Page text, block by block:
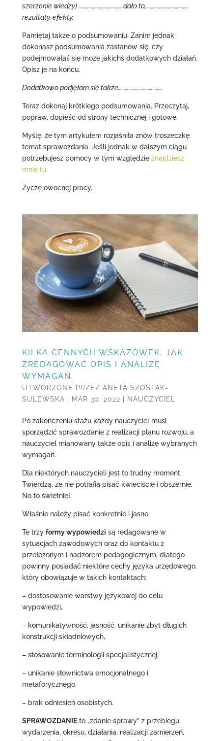
szerzenie wiedzy) …………………………………dało to…………………………………
rezultaty, efekty.
Pamiętaj także o podsumowaniu. Zanim jednak
dokonasz podsumowania zastanów się, czy
podejmowałaś się może jakichś dodatkowych działań.
Opisz je na końcu.
Dodatkowo podjęłam się także…………………………………
Teraz dokonaj krótkiego podsumowania. Przeczytaj,
popraw, dopieść od strony technicznej i gotowe.
Myślę, że tym artykułem rozjaśniła znów troszeczkę
temat sprawozdania. Jeśli jednak w dalszym ciągu
potrzebujesz pomocy w tym względzie znajdziesz
mnie tu.
Życzę owocnej pracy.
KILKA CENNYCH WSKAZÓWEK, JAK
ZREDAGOWAĆ OPIS I ANALIZĘ
WYMAGAŃ.
UTWORZONE PRZEZ ANETA SZOSTAK-
SULEWSKA
MAR 30, 2022 NAUCZYCIEL
Po zakończeniu stażu każdy nauczyciel musi
sporządzić sprawozdanie z realizacji planu rozwoju, a
nauczyciel mianowany także opis i analizę wybranych
wymagań.
Dla niektórych nauczycieli jest to trudny moment.
Twierdzą, że nie potrafią pisać kwieciście i obszernie.
No to świetnie!
Właśnie należy pisać konkretnie i jasno.
Te trzy formy wypowiedzi są redagowane w
sytuacjach zawodowych oraz do kontaktu z
przełożonym i nadzorem pedagogicznym, dlatego
powinny posiadać niektóre cechy języka urzędowego,
który obowiązuje w takich kontaktach:
– dostosowanie warstwy językowej do celu
wypowiedzi,
– komunikatywność, jasność, unikanie zbyt długich
konstrukcji składniowych,
– stosowanie terminologii specjalistycznej,
– unikanie słownictwa emocjonalnego i
metaforycznego,
– brak odniesień osobistych.
SPRAWOZDANIEto „zdanie sprawy” z przebiegu
wydarzenia, okresu, działania, realizacji zamierzeń,